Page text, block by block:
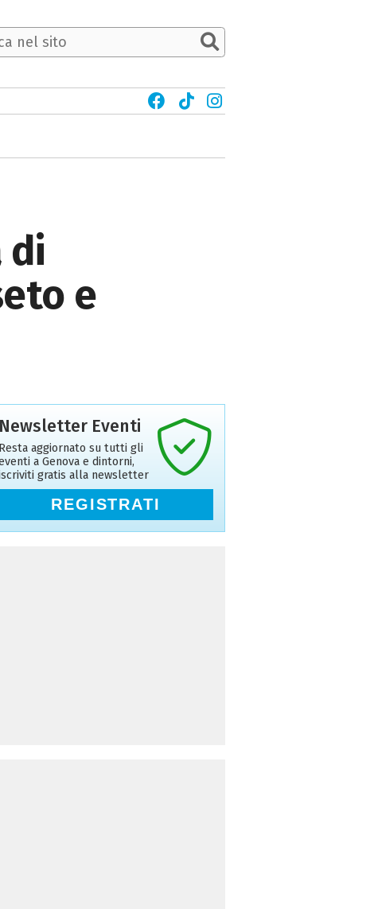
di
e
Newsletter Eventi
Resta aggiornato su tutti gli
a Genova e dintorni,
gratis alla newsletter
REGISTRATI